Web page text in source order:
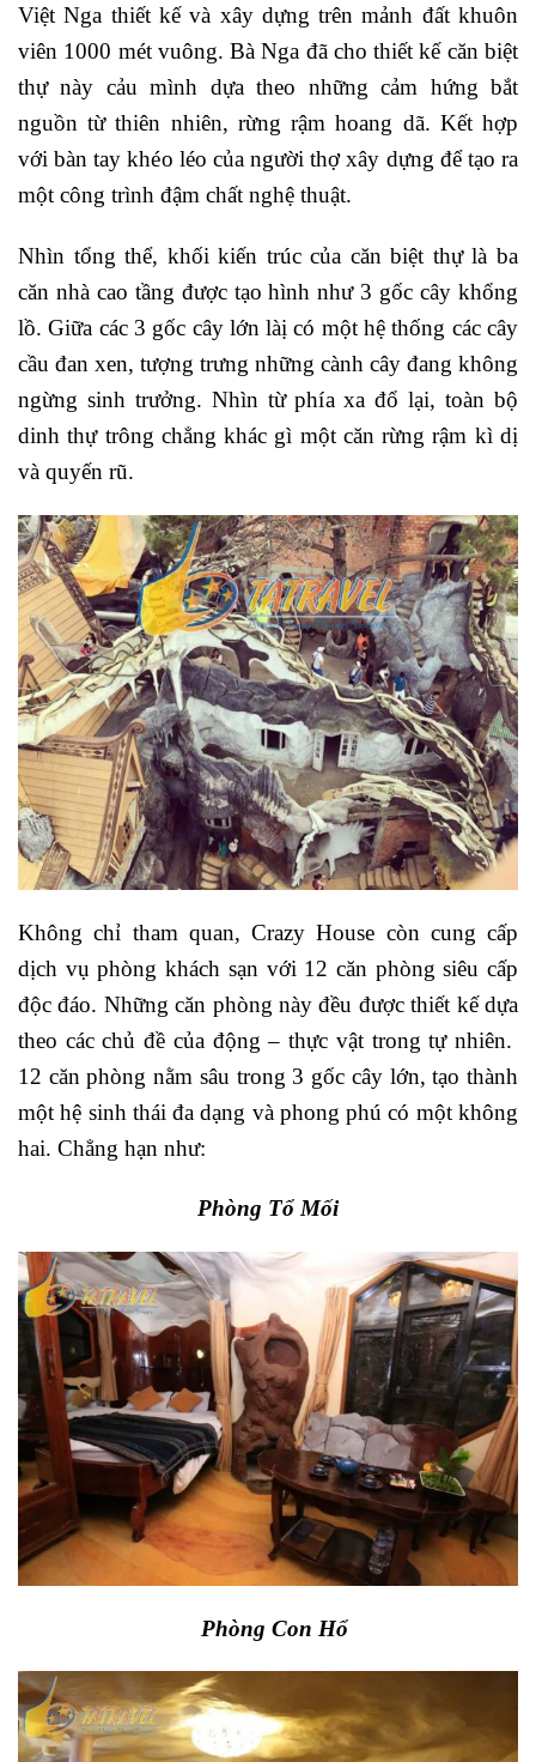
Việt Nga thiết kế và xây dựng trên mảnh đất khuôn
viên 1000 mét vuông. Bà Nga đã cho thiết kế căn biệt
thự này cảu mình dựa theo những cảm hứng bắt
nguồn từ thiên nhiên, rừng rậm hoang dã. Kết hợp
với bàn tay khéo léo của người thợ xây dựng để tạo ra
một công trình đậm chất nghệ thuật.
Nhìn tổng thể, khối kiến trúc của căn biệt thự là ba
căn nhà cao tầng được tạo hình như 3 gốc cây khổng
lồ. Giữa các 3 gốc cây lớn làị có một hệ thống các cây
cầu đan xen, tượng trưng những cành cây đang không
ngừng sinh trưởng. Nhìn từ phía xa đổ lại, toàn bộ
dinh thự trông chẳng khác gì một căn rừng rậm kì dị
và quyến rũ.
Không chỉ tham quan, Crazy House còn cung cấp
dịch vụ phòng khách sạn với 12 căn phòng siêu cấp
độc đáo. Những căn phòng này đều được thiết kế dựa
theo các chủ đề của động – thực vật trong tự nhiên.
12 căn phòng nằm sâu trong 3 gốc cây lớn, tạo thành
một hệ sinh thái đa dạng và phong phú có một không
hai. Chẳng hạn như:
Phòng Tổ Mối
Phòng Con Hổ